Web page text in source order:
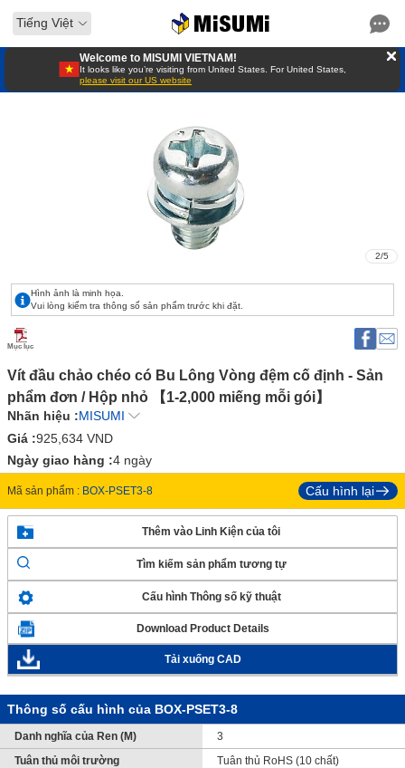
Tiếng Việt
Welcome to MISUMI VIETNAM!
It looks like you’re visiting from United States. For United States,
please visit our US website
2/5
Hình ảnh là minh họa.
Vui lòng kiểm tra thông số sản phẩm trước khi đặt.
Mục lục
Vít đầu chảo chéo có Bu Lông Vòng đệm cố định - Sản
phẩm đơn / Hộp nhỏ 【1-2,000 miếng mỗi gói】
Nhãn hiệu :MISUMI
Giá :925,634 VND
Ngày giao hàng :4 ngày
Mã sản phẩm : BOX-PSET3-8 Cấu hình lại
Thêm vào Linh Kiện của tôi
Tìm kiếm sản phẩm tương tự
Cấu hình Thông số kỹ thuật
Download Product Details
Tải xuống CAD
Thông số cấu hình của BOX-PSET3-8
Danh nghĩa của Ren (M)
3
Tuân thủ môi trường
Tuân thủ RoHS (10 chất)